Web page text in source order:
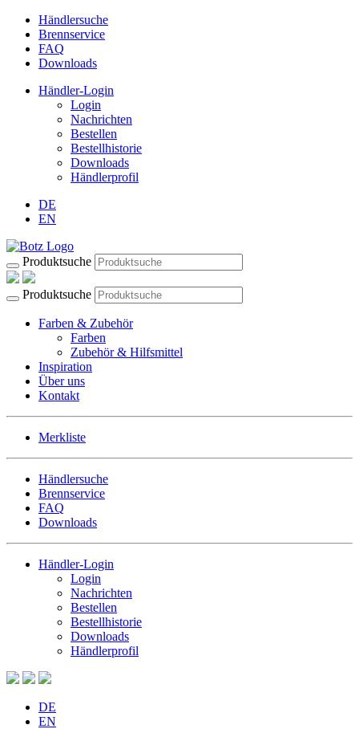
Händlersuche
Brennservice
FAQ
Downloads
Händler-Login
Login
Nachrichten
Bestellen
Bestellhistorie
Downloads
Händlerprofil
DE
EN
Produktsuche
Produktsuche
Farben & Zubehör
Farben
Zubehör & Hilfsmittel
Inspiration
Über uns
Kontakt
Merkliste
Händlersuche
Brennservice
FAQ
Downloads
Händler-Login
Login
Nachrichten
Bestellen
Bestellhistorie
Downloads
Händlerprofil
DE
EN